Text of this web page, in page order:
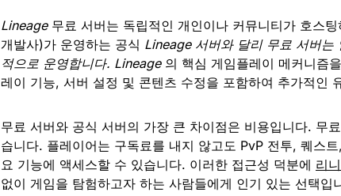
Lineage 무료 서버는 독립적인 개인이나 커뮤니티가 호스
개발사)가 운영하는 공식 Lineage 서버와 달리 무료 서버
적으로 운영합니다. Lineage 의 핵심 게임플레이 메커니즘
레이 기능, 서버 설정 및 콘텐츠 수정을 포함하여 추가적인
무료 서버와 공식 서버의 가장 큰 차이점은 비용입니다. 무
습니다. 플레이어는 구독료를 내지 않고도 PvP 전투, 퀘스
요 기능에 액세스할 수 있습니다. 이러한 접근성 덕분에 리
없이 게임을 탐험하고자 하는 사람들에게 인기 있는 선택입